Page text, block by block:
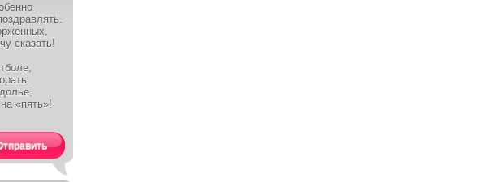
сказать!
«пять»!